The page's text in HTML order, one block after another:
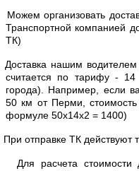
Можем организовать
Транспортной компанией
ТК)
Доставка нашим
считается по тарифу -
города). Например, если
50 км от Перми, стоимость
формуле 50х14х2 = 1400)
При отправке ТК действуют
Для расчета стоимости